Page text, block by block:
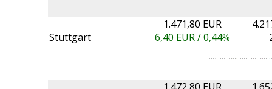
Stuttgart
1.471,80 EUR
6,40 EUR /0,44%